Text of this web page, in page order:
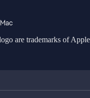
are trademarks of